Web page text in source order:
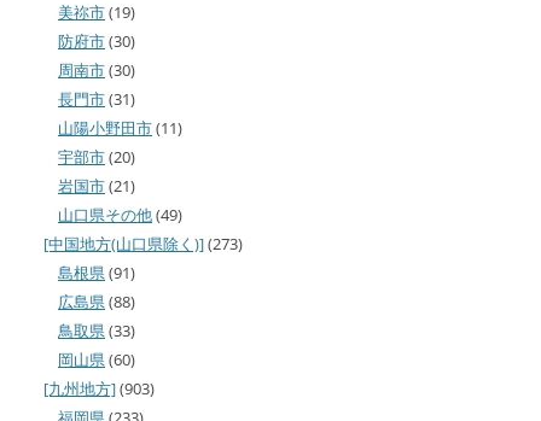
美祢市(19)
防府市(30)
周南市(30)
長門市(31)
山陽小野田市(11)
宇部市(20)
岩国市(21)
山口県その他(49)
[中国地方(山口県除く)](273)
島根県(91)
広島県(88)
鳥取県(33)
岡山県(60)
[九州地方](903)